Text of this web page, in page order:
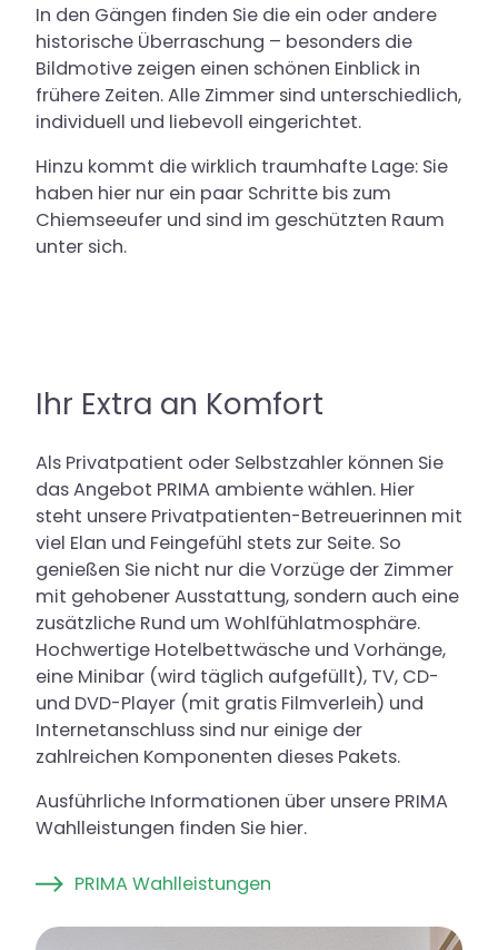
In den Gängen finden Sie die ein oder andere
historische Überraschung – besonders die
Bildmotive zeigen einen schönen Einblick in
frühere Zeiten. Alle Zimmer sind unterschiedlich,
individuell und liebevoll eingerichtet.
Hinzu kommt die wirklich traumhafte Lage: Sie
haben hier nur ein paar Schritte bis zum
Chiemseeufer und sind im geschützten Raum
unter sich.
Ihr Extra an Komfort
Als Privatpatient oder Selbstzahler können Sie
das Angebot PRIMA ambiente wählen. Hier
steht unsere Privatpatienten-Betreuerinnen mit
viel Elan und Feingefühl stets zur Seite. So
genießen Sie nicht nur die Vorzüge der Zimmer
mit gehobener Ausstattung, sondern auch eine
zusätzliche Rund um Wohlfühlatmosphäre.
Hochwertige Hotelbettwäsche und Vorhänge,
eine Minibar (wird täglich aufgefüllt), TV, CD-
und DVD-Player (mit gratis Filmverleih) und
Internetanschluss sind nur einige der
zahlreichen Komponenten dieses Pakets.
Ausführliche Informationen über unsere PRIMA
Wahlleistungen finden Sie hier.
PRIMA Wahlleistungen